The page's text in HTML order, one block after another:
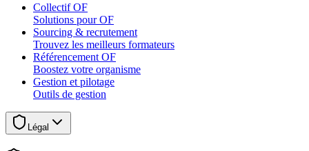
Collectif OF
Solutions pour OF
Sourcing & recrutement
Trouvez les meilleurs formateurs
Référencement OF
Boostez votre organisme
Gestion et pilotage
Outils de gestion
Légal